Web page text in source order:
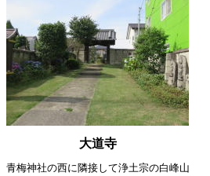
大道寺
青梅神社の西に隣接して浄土宗の白峰山